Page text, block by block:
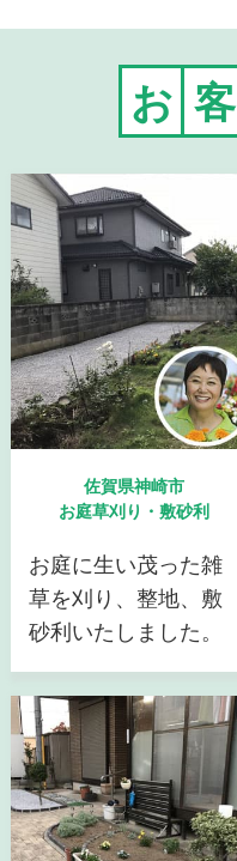
お 客
佐賀県神崎市
お庭草刈り・敷砂利
お庭に生い茂った雑
草を刈り、整地、敷
砂利いたしました。